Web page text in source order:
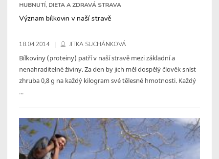
HUBNUTÍ, DIETA A ZDRAVÁ STRAVA
Význam bílkovin v naší stravě
18.04.2014 JITKA SUCHÁNKOVÁ
Bílkoviny (proteiny) patří v naší stravě mezi základní a
nenahraditelné živiny. Za den by jich měl dospělý člověk sníst
zhruba 0,8 g na každý kilogram své tělesné hmotnosti. Každý
...